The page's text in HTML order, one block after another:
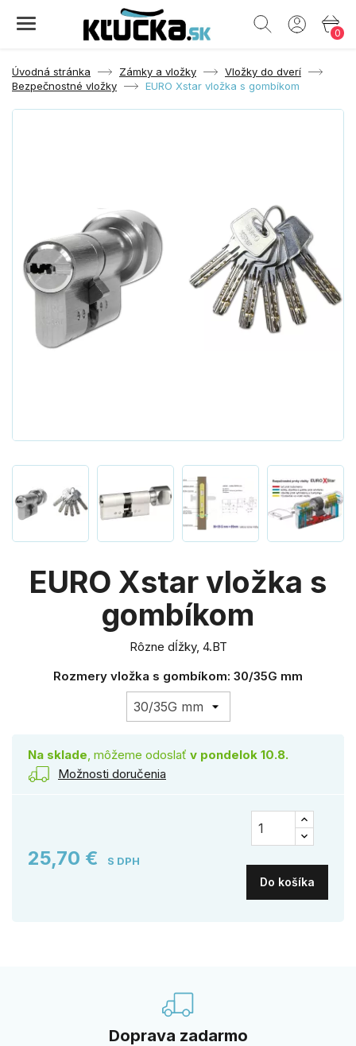
0
Úvodná stránka Zámky a vložky
Vložky do dverí
Bezpečnostné vložky
EURO Xstar vložka s gombíkom
EURO Xstar vložka s
gombíkom
Rôzne dĺžky, 4.BT
Rozmery vložka s gombíkom: 30/35G mm
Na sklade , môžeme odoslať v pondelok 10.8.
Možnosti doručenia
25,70 € S DPH
Do košíka
Doprava zadarmo